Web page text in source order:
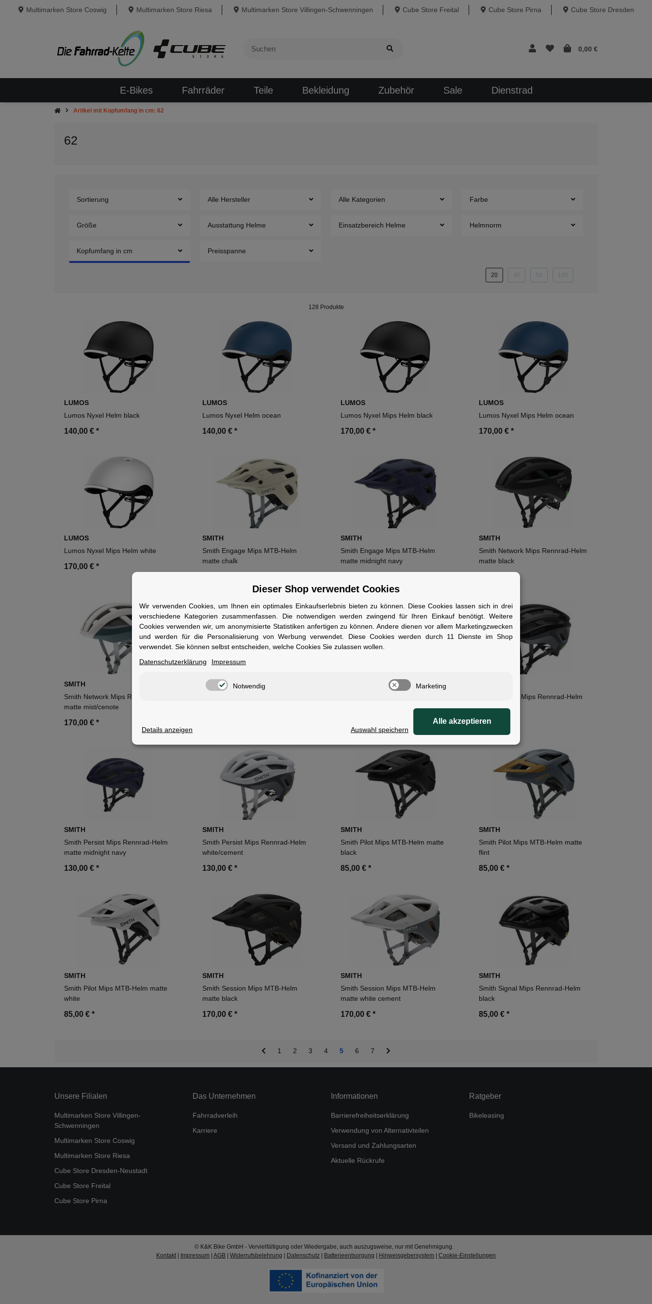
Multimarken Store Coswig Multimarken Store Riesa Multimarken Store Villingen-Schwenningen Cube Store Freital Cube Store Pirna Cube Store Dresden
0,00 €
E-Bikes Fahrräder Teile Bekleidung Zubehör Sale Dienstrad
Artikel mit Kopfumfang in cm: 62
62
Sortierung Alle Hersteller Alle Kategorien Farbe
Größe Ausstattung Helme Einsatzbereich Helme Helmnorm
Kopfumfang in cm Preisspanne
20 40 50 100
128 Produkte
LUMOS
Lumos Nyxel Helm black
140,00 € *
LUMOS
Lumos Nyxel Helm ocean
140,00 € *
LUMOS
Lumos Nyxel Mips Helm black
170,00 € *
LUMOS
Lumos Nyxel Mips Helm ocean
170,00 € *
LUMOS
Lumos Nyxel Mips Helm white
170,00 € *
SMITH
Smith Engage Mips MTB-Helm
matte chalk
SMITH
Smith Engage Mips MTB-Helm
matte midnight navy
SMITH
Smith Network Mips Rennrad-Helm
matte black
SMITH
Smith Network Mips Rennrad-Helm
matte mist/cenote
170,00 € *
SMITH
Smith Persist Mips Rennrad-Helm
black/cement
130,00 €
SMITH
Smith Persist Mips Rennrad-Helm
matte midnight navy
130,00 € *
SMITH
Smith Persist Mips Rennrad-Helm
white/cement
130,00 € *
SMITH
Smith Pilot Mips MTB-Helm matte
black
85,00 € *
SMITH
Smith Pilot Mips MTB-Helm matte
flint
85,00 € *
SMITH
Smith Pilot Mips MTB-Helm matte
white
85,00 € *
SMITH
Smith Session Mips MTB-Helm
matte black
170,00 € *
SMITH
Smith Session Mips MTB-Helm
matte white cement
170,00 € *
SMITH
Smith Signal Mips Rennrad-Helm
black
85,00 € *
1 2 3 4 5 6 7
Unsere Filialen
Multimarken Store Villingen-
Schwenningen
Multimarken Store Coswig
Multimarken Store Riesa
Cube Store Dresden-Neustadt
Cube Store Freital
Cube Store Pirna
Das Unternehmen
Fahrradverleih
Karriere
Informationen
Barrierefreiheitserklärung
Verwendung von Alternativteilen
Versand und Zahlungsarten
Aktuelle Rückrufe
Ratgeber
Bikeleasing
© K&K Bike GmbH - Vervielfältigung oder Wiedergabe, auch auszugsweise, nur mit Genehmigung.
Kontakt | Impressum | AGB | Widerrufsbelehrung | Datenschutz | Batterieentsorgung | Hinweisgebersystem | Cookie-Einstellungen
Dieser Shop verwendet Cookies
Wir verwenden Cookies, um Ihnen ein optimales Einkaufserlebnis bieten zu können. Diese Cookies lassen sich in drei
verschiedene Kategorien zusammenfassen. Die notwendigen werden zwingend für Ihren Einkauf benötigt. Weitere
Cookies verwenden wir, um anonymisierte Statistiken anfertigen zu können. Andere dienen vor allem Marketingzwecken
und werden für die Personalisierung von Werbung verwendet. Diese Cookies werden durch 11 Dienste im Shop
verwendet. Sie können selbst entscheiden, welche Cookies Sie zulassen wollen.
Datenschutzerklärung
Impressum
Notwendig Marketing
Details anzeigen Auswahl speichern
Alle akzeptieren